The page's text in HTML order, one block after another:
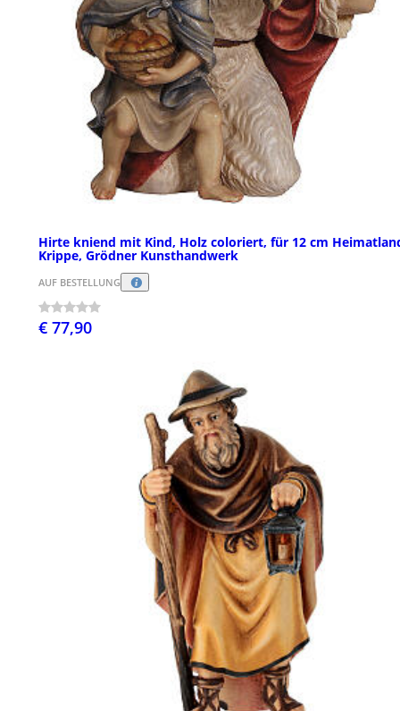
Hirte kniend mit Kind, Holz coloriert, für 12 cm
Krippe, Grödner Kunsthandwerk
AUF BESTELLUNG
€ 77,90